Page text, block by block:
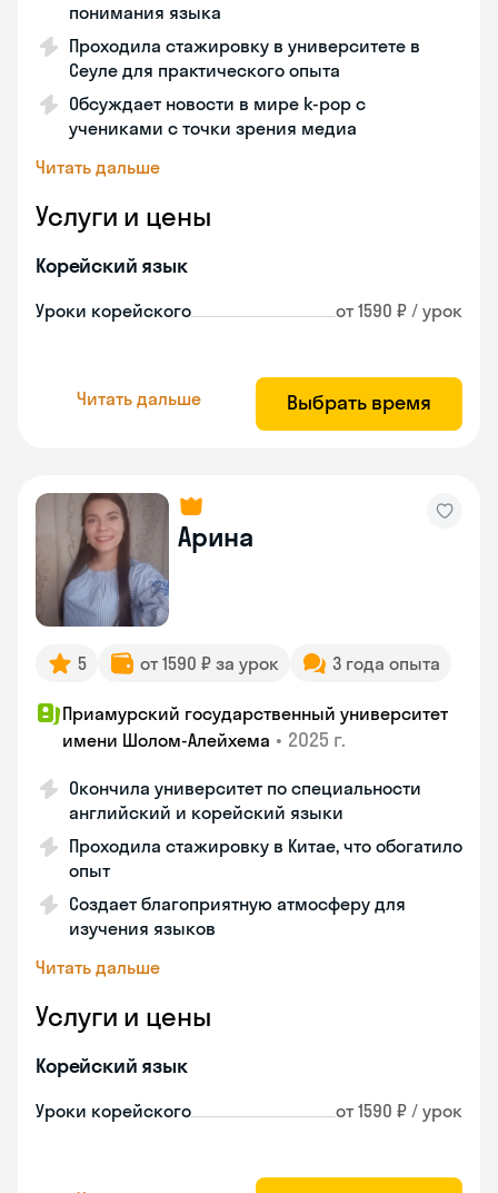
понимания языка
Проходила стажировку в университете в
Сеуле для практического опыта
Обсуждает новости в мире k-pop с
учениками с точки зрения медиа
Читать дальше
Услуги и цены
Корейский язык
Уроки корейского от 1590 ₽ / урок
Читать дальше Выбрать время
Арина
5 от 1590 ₽ за урок 3 года опыта
Приамурский государственный университет
имени Шолом-Алейхема • 2025 г.
Окончила университет по специальности
английский и корейский языки
Проходила стажировку в Китае, что обогатило
опыт
Создает благоприятную атмосферу для
изучения языков
Читать дальше
Услуги и цены
Корейский язык
Уроки корейского от 1590 ₽ / урок